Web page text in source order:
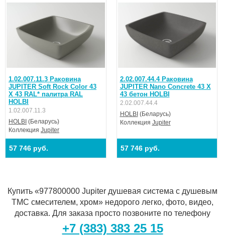
1.02.007.11.3 Раковина
JUPITER Soft Rock Color 43
Х 43 RAL* палитра RAL
HOLBI
1.02.007.11.3
HOLBI (Беларусь)
Коллекция Jupiter
57 746 руб.
2.02.007.44.4 Раковина
JUPITER Nano Concrete 43 Х
43 бетон HOLBI
2.02.007.44.4
HOLBI (Беларусь)
Коллекция Jupiter
57 746 руб.
Купить «977800000 Jupiter душевая система с душевым
ТМС смесителем, хром» недорого легко, фото, видео,
доставка. Для заказа просто позвоните по телефону
+7 (383) 383 25 15